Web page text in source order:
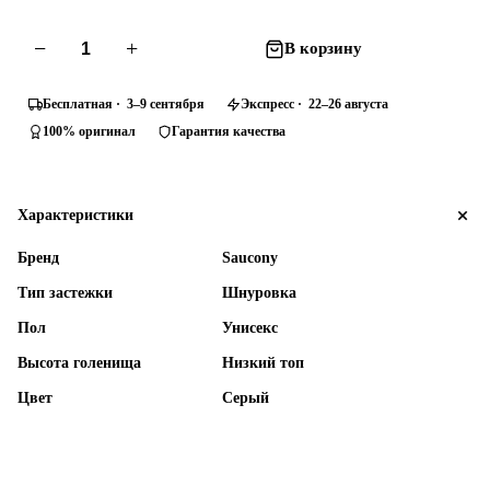
− + В корзину
Бесплатная · 3–9 сентября
Экспресс · 22–26 августа
100% оригинал
Гарантия качества
Характеристики
Бренд Saucony
Тип застежки Шнуровка
Пол Унисекс
Высота голенища Низкий топ
Цвет Серый